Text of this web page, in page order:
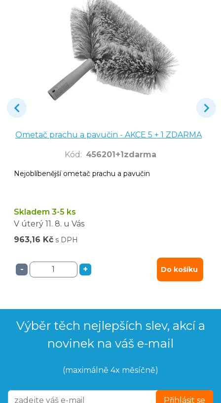
Ometač prachu a pavučin - AKCE 5 + 1 ZDARMA
Kód : 456201+1zdarma
Nejoblíbenější ometač prachu a pavučin
Skladem 3-5 ks
V úterý 11. 8. u Vás
963,16 Kč s DPH
- + Do košíku
Výběr těch nejlepších slev, akcí a
novinek na váš e-mail
(maximálně 4x měsíčně)
Přihlásit se